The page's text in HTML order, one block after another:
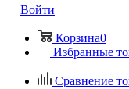
Войти
Корзина0
Избранные
Сравнение